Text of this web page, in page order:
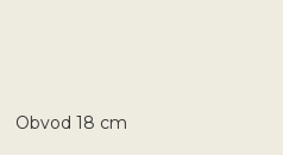
Obvod 18 cm